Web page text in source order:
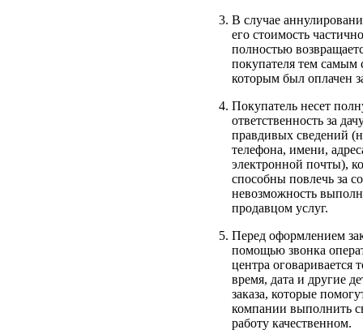
В случае
его стоимость
полностью
покупателя тем самым
которым был оплачен
Покупатель несет
ответственность за
правдивых сведений
телефона, имени,
электронной почты),
способны повлечь за
невозможность
продавцом услуг.
Перед оформлением
помощью звонка
центра оговаривается
время, дата и другие
заказа, которые
компании выполнить
работу качественном.